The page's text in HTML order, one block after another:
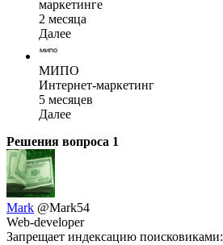
маркетинге
2 месяца
Далее
МИПО
Интернет-маркетинг
5 месяцев
Далее
Решения вопроса 1
Mark @Mark54
Web-developer
Запрещает индексацию поисковиками: